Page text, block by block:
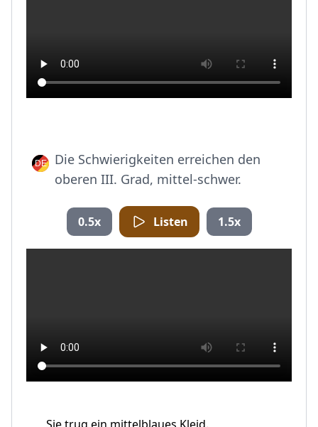
Die Schwierigkeiten erreichen den
oberen III. Grad, mittel-schwer.
0.5x Listen 1.5x